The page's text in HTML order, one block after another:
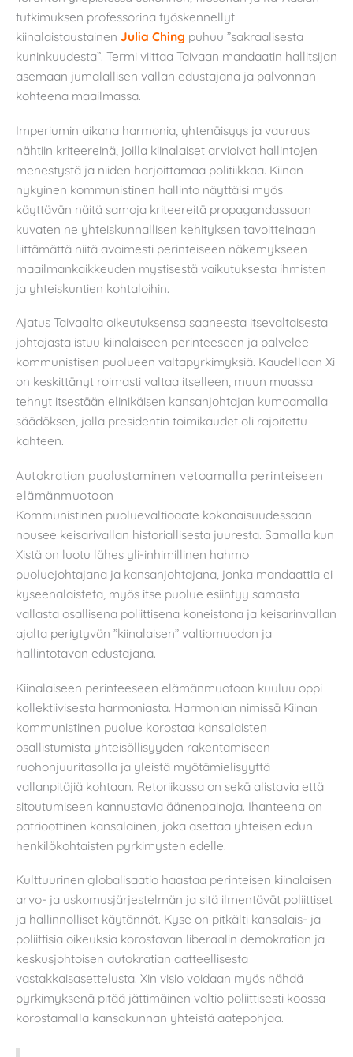
tutkimuksen professorina työskennellyt
kiinalaistaustainen Julia Ching puhuu ”sakraalisesta
kuninkuudesta”. Termi viittaa Taivaan mandaatin hallitsijan
asemaan jumalallisen vallan edustajana ja palvonnan
kohteena maailmassa.
Imperiumin aikana harmonia, yhtenäisyys ja vauraus
nähtiin kriteereinä, joilla kiinalaiset arvioivat hallintojen
menestystä ja niiden harjoittamaa politiikkaa. Kiinan
nykyinen kommunistinen hallinto näyttäisi myös
käyttävän näitä samoja kriteereitä propagandassaan
kuvaten ne yhteiskunnallisen kehityksen tavoitteinaan
liittämättä niitä avoimesti perinteiseen näkemykseen
maailmankaikkeuden mystisestä vaikutuksesta ihmisten
ja yhteiskuntien kohtaloihin.
Ajatus Taivaalta oikeutuksensa saaneesta itsevaltaisesta
johtajasta istuu kiinalaiseen perinteeseen ja palvelee
kommunistisen puolueen valtapyrkimyksiä. Kaudellaan Xi
on keskittänyt roimasti valtaa itselleen, muun muassa
tehnyt itsestään elinikäisen kansanjohtajan kumoamalla
säädöksen, jolla presidentin toimikaudet oli rajoitettu
kahteen.
Autokratian puolustaminen vetoamalla perinteiseen
elämänmuotoon
Kommunistinen puoluevaltioaate kokonaisuudessaan
nousee keisarivallan historiallisesta juuresta. Samalla kun
Xistä on luotu lähes yli-inhimillinen hahmo
puoluejohtajana ja kansanjohtajana, jonka mandaattia ei
kyseenalaisteta, myös itse puolue esiintyy samasta
vallasta osallisena poliittisena koneistona ja keisarinvallan
ajalta periytyvän ”kiinalaisen” valtiomuodon ja
hallintotavan edustajana.
Kiinalaiseen perinteeseen elämänmuotoon kuuluu oppi
kollektiivisesta harmoniasta. Harmonian nimissä Kiinan
kommunistinen puolue korostaa kansalaisten
osallistumista yhteisöllisyyden rakentamiseen
ruohonjuuritasolla ja yleistä myötämielisyyttä
vallanpitäjiä kohtaan. Retoriikassa on sekä alistavia että
sitoutumiseen kannustavia äänenpainoja. Ihanteena on
patrioottinen kansalainen, joka asettaa yhteisen edun
henkilökohtaisten pyrkimysten edelle.
Kulttuurinen globalisaatio haastaa perinteisen kiinalaisen
arvo- ja uskomusjärjestelmän ja sitä ilmentävät poliittiset
ja hallinnolliset käytännöt. Kyse on pitkälti kansalais- ja
poliittisia oikeuksia korostavan liberaalin demokratian ja
keskusjohtoisen autokratian aatteellisesta
vastakkaisasettelusta. Xin visio voidaan myös nähdä
pyrkimyksenä pitää jättimäinen valtio poliittisesti koossa
korostamalla kansakunnan yhteistä aatepohjaa.